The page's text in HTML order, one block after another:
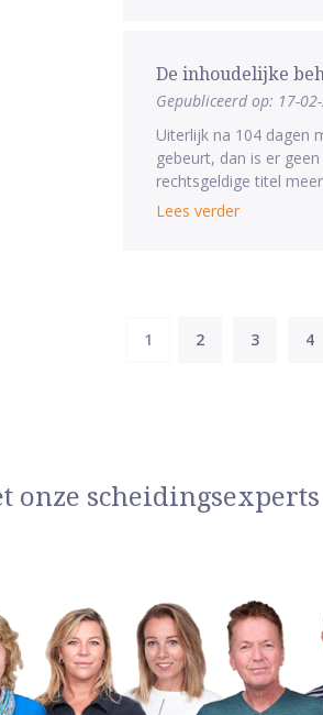
De inhoudelijke
Gepubliceerd op: 17-
Uiterlijk na 104 dagen
gebeurt, dan is er
rechtsgeldige titel
Lees verder
1 2 3 4
onze scheidingsexperts